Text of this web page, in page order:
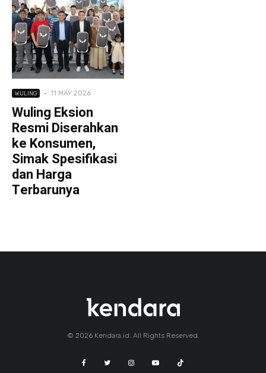
WULING · 11 MAY 2026
Wuling Eksion
Resmi Diserahkan
ke Konsumen,
Simak Spesifikasi
dan Harga
Terbarunya
© 2026 Kendara.id. All Rights Reserved.